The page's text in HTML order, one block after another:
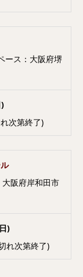
ース：大阪府堺
次第終了)
大阪府岸和田市
)
れ次第終了)